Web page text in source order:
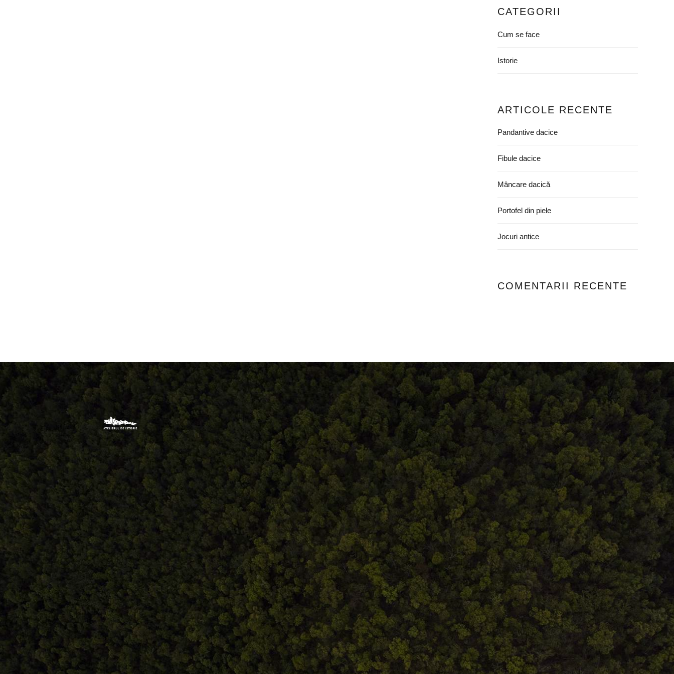
CATEGORII
Cum se face
Istorie
ARTICOLE RECENTE
Pandantive dacice
Fibule dacice
Mâncare dacică
Portofel din piele
Jocuri antice
COMENTARII RECENTE
Comandă, plată, livrare
Întreținere produse
Facebook.com/atelieruldeistorie
Contact@atelieruldeistorie.ro
0748.884.543
Termeni și condiții
ANPC
Home Despre noi Produse Blog Contact Termeni și condiții
S.C. Atelierul de istorie SRL
J12/419/2016
CIF 35566674
RO48ROIN4021ZZ6H9WDUW2T2 Salt Bank